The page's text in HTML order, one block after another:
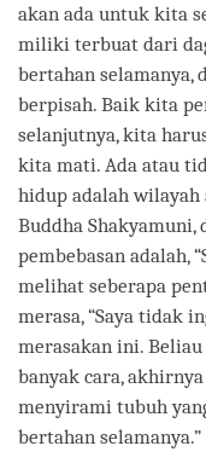
akan ada untuk kita
miliki terbuat dari
bertahan selamanya,
berpisah. Baik kita
selanjutnya, kita
kita mati. Ada atau
hidup adalah wilayah
Buddha Shakyamuni,
pembebasan adalah,
melihat seberapa
merasa, “Saya tidak
merasakan ini.
banyak cara,
menyirami tubuh
bertahan selamanya.”